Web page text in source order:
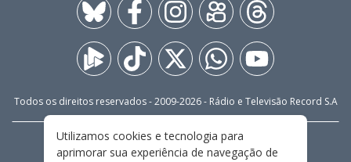
Todos os direitos reservados - 2009-2026- Rádio e Televisão Record S.A
FALE CONOSCO
PRIVACIDADE
Utilizamos cookies e tecnologia para
aprimorar sua experiência de navegação de